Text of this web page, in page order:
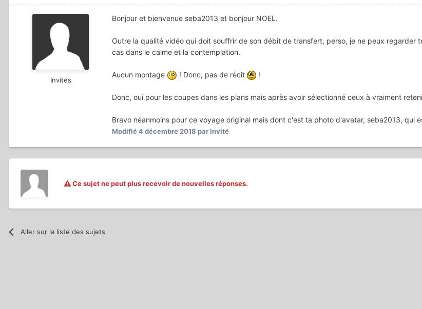
Invités
Bonjour et bienvenue seba2013 et bonjour NOEL.
Outre la qualité vidéo qui doit souffrir de son débit de transfert, perso, je ne peux regarder
cas dans le calme et la contemplation.
Aucun montage ! Donc, pas de récit !
Donc, oui pour les coupes dans les plans mais après avoir sélectionné ceux à vraiment
Bravo néanmoins pour ce voyage original mais dont c'est ta photo d'avatar, seba2013, qui
Modifié4 décembre 2018 par Invité
Ce sujet ne peut plus recevoir de nouvelles réponses.
Aller sur la liste des sujets